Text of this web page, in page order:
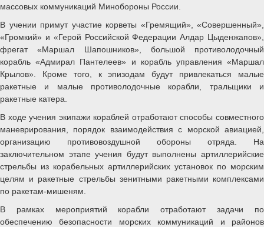
массовых коммуникаций Минобороны России.
В учении примут участие корветы «Гремящий», «Совершенный»,
«Громкий» и «Герой Российской Федерации Алдар Цыденжапов»,
фрегат «Маршал Шапошников», большой противолодочный
корабль «Адмирал Пантелеев» и корабль управления «Маршал
Крылов». Кроме того, к эпизодам будут привлекаться малые
ракетные и малые противолодочные корабли, тральщики и
ракетные катера.
В ходе учения экипажи кораблей отработают способы совместного
маневрирования, порядок взаимодействия с морской авиацией,
организацию противовоздушной обороны отряда. На
заключительном этапе учения будут выполнены артиллерийские
стрельбы из корабельных артиллерийских установок по морским
целям и ракетные стрельбы зенитными ракетными комплексами
по ракетам-мишеням.
В рамках мероприятий корабли отработают задачи по
обеспечению безопасности морских коммуникаций и районов